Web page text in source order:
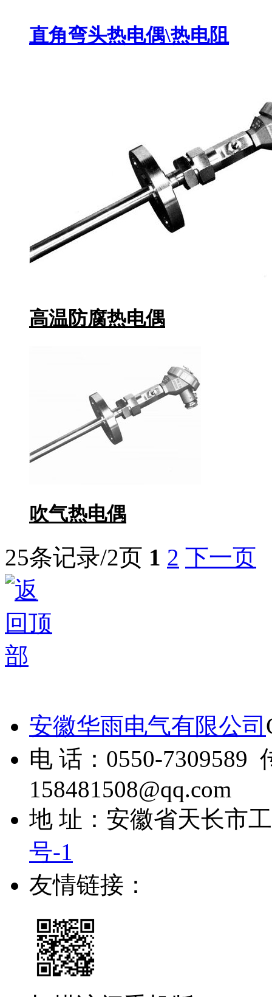
直角弯头热电偶\热电阻
高温防腐热电偶
吹气热电偶
25条记录/2页 1 2 下一页
安徽华雨电气有限公司
电 话：0550-7309589
158481508@qq.com
地 址：安徽省天长市
号-1
友情链接：